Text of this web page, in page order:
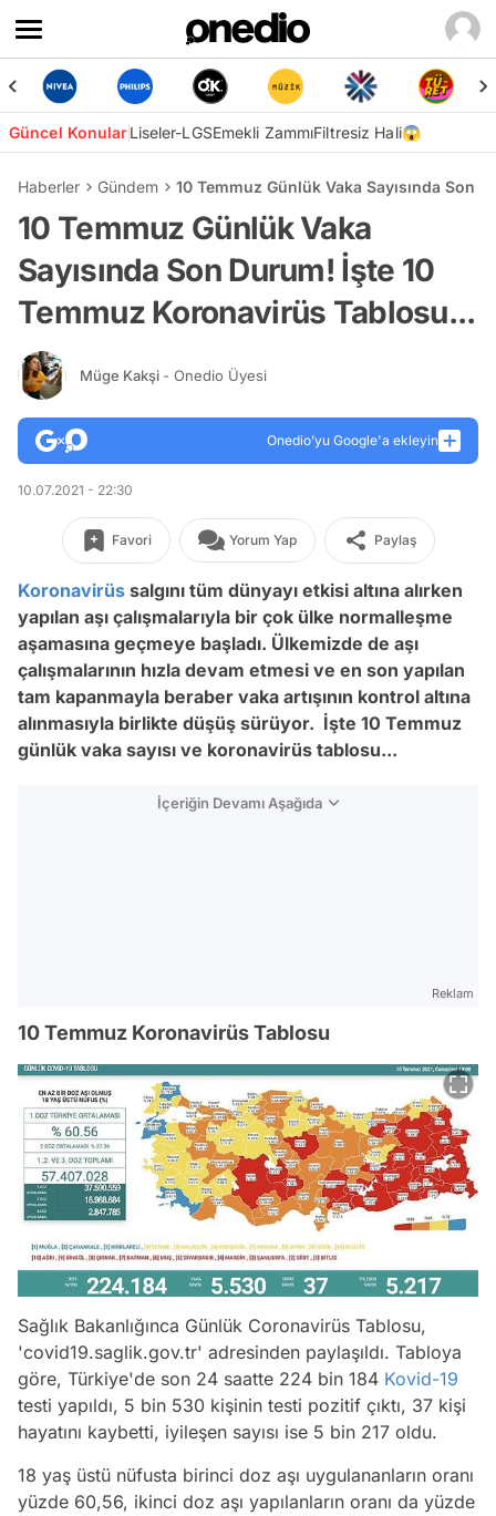
Güncel KonularLiseler-LGSEmekli ZammıFiltresiz Hali😱
Haberler Gündem 10 Temmuz Günlük Vaka Sayısında Son
10 Temmuz Günlük Vaka
Sayısında Son Durum! İşte 10
Temmuz Koronavirüs Tablosu...
Müge Kakşi - Onedio Üyesi
Onedio’yu Google'a ekleyin
10.07.2021 - 22:30
Favori Yorum Yap Paylaş
Koronavirüs salgını tüm dünyayı etkisi altına alırken
yapılan aşı çalışmalarıyla bir çok ülke normalleşme
aşamasına geçmeye başladı. Ülkemizde de aşı
çalışmalarının hızla devam etmesi ve en son yapılan
tam kapanmayla beraber vaka artışının kontrol altına
alınmasıyla birlikte düşüş sürüyor. İşte 10 Temmuz
günlük vaka sayısı ve koronavirüs tablosu...
İçeriğin Devamı Aşağıda
Reklam
10 Temmuz Koronavirüs Tablosu
Sağlık Bakanlığınca Günlük Coronavirüs Tablosu,
'covid19.saglik.gov.tr' adresinden paylaşıldı. Tabloya
göre, Türkiye'de son 24 saatte 224 bin 184 Kovid-19
testi yapıldı, 5 bin 530 kişinin testi pozitif çıktı, 37 kişi
hayatını kaybetti, iyileşen sayısı ise 5 bin 217 oldu.
18 yaş üstü nüfusta birinci doz aşı uygulananların oranı
yüzde 60,56, ikinci doz aşı yapılanların oranı da yüzde